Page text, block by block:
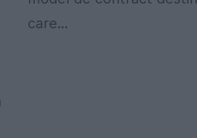
care...